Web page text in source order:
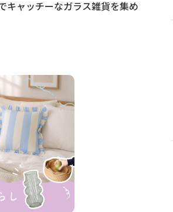
キャッチーなガラス雑貨を集め